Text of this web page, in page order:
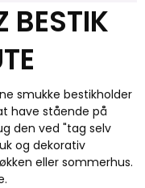
BESTIK
smukke bestikholder
have stående på
den ved "tag selv
og dekorativ
eller sommerhus.